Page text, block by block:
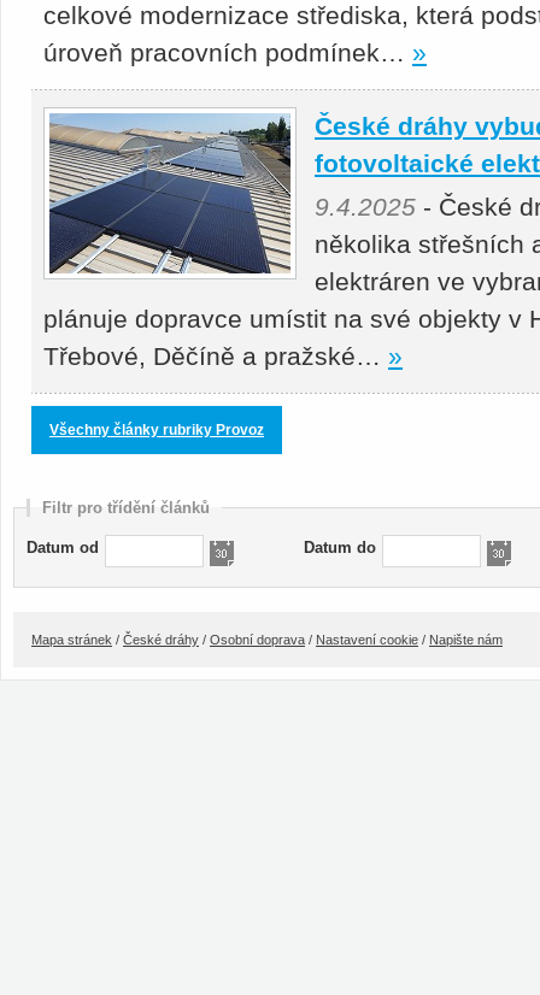
celkové modernizace střediska, která
úroveň pracovních podmínek… »
České dráhy
fotovoltaické
9.4.2025 - České
několika střešních
elektráren ve
plánuje dopravce umístit na své objekty v
Třebové, Děčíně a pražské… »
Všechny články rubriky Provoz
Filtr pro třídění článků
Datum od Datum do
Mapa stránek / České dráhy / Osobní doprava / Nastavení cookie / Napište nám